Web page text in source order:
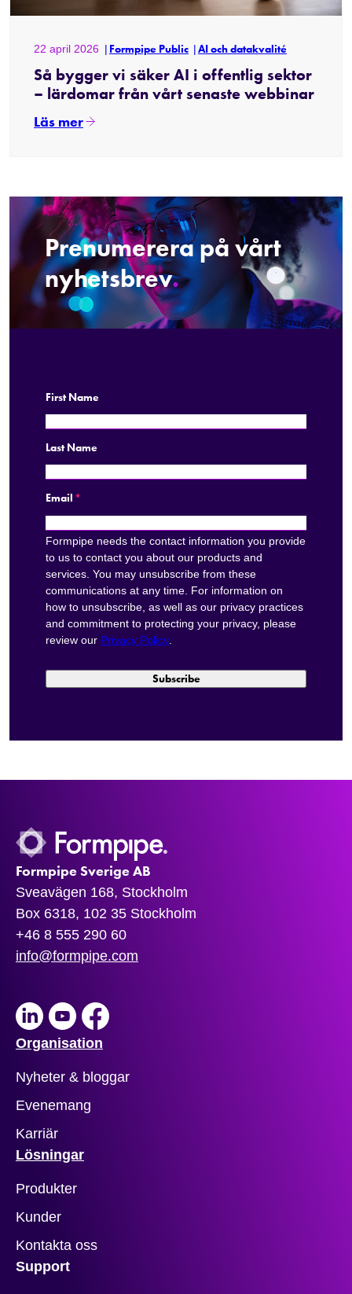
22 april 2026 Formpipe Public AI och datakvalité
Så bygger vi säker AI i offentlig sektor
– lärdomar från vårt senaste webbinar
Läs mer
Prenumerera på vårt
nyhetsbrev.
First Name
Last Name
Email *
Formpipe needs the contact information you provide
to us to contact you about our products and
services. You may unsubscribe from these
communications at any time. For information on
how to unsubscribe, as well as our privacy practices
and commitment to protecting your privacy, please
review our Privacy Policy
Formpipe Sverige AB
Sveavägen 168, Stockholm
Box 6318, 102 35 Stockholm
+46 8 555 290 60
info@formpipe.com
LinkedInYoutubeFacebook
Organisation
Nyheter & bloggar
Evenemang
Karriär
Lösningar
Produkter
Kunder
Kontakta oss
Support